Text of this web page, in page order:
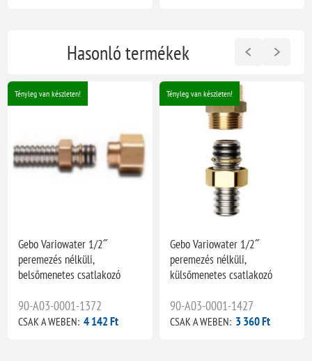
Hasonló termékek
Tényleg van készleten!
Gebo Variowater 1/2˝
peremezés nélküli,
belsőmenetes csatlakozó
90-A03-0001-1372
CSAK A WEBEN: 4 142 Ft
Tényleg van készleten!
Gebo Variowater 1/2˝
peremezés nélküli,
külsőmenetes csatlakozó
90-A03-0001-1427
CSAK A WEBEN: 3 360 Ft